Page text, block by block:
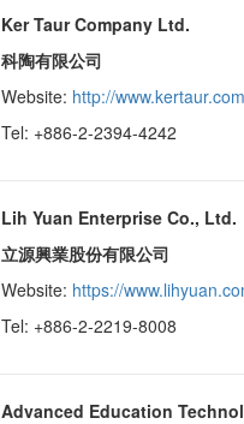
Ker Taur Company Ltd.
科陶有限公司
Website: http://
Tel: +886-2-2394-4242
Lih Yuan Enterprise Co., Ltd.
立源興業股份有限公司
Website: https://
Tel: +886-2-2219-8008
Advanced Education